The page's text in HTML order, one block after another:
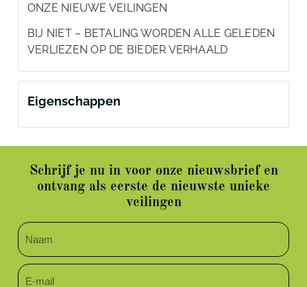
ONZE NIEUWE VEILINGEN
BIJ NIET – BETALING WORDEN ALLE GELEDEN
VERLIEZEN OP DE BIEDER VERHAALD
Eigenschappen
Schrijf je nu in voor onze nieuwsbrief en
ontvang als eerste de nieuwste unieke
veilingen